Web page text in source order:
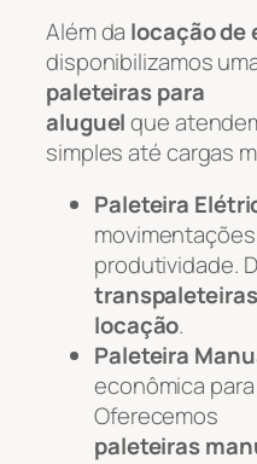
Além da locação de
disponibilizamos
paleteiras para
aluguelque
simples até cargas
Paleteira
produtividade.
locação.
Paleteira
econômica
Oferecemos
paleteiras